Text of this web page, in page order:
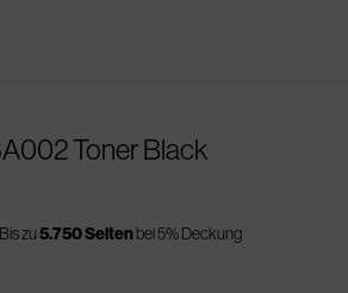
Toner Black
Bis zu5.750 Seitenbei 5% Deckung